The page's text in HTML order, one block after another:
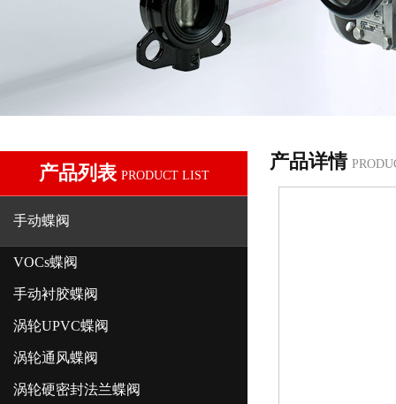
产品列表 PRODUCT LIST
手动蝶阀
VOCs蝶阀
手动衬胶蝶阀
涡轮UPVC蝶阀
涡轮通风蝶阀
涡轮硬密封法兰蝶阀
产品详情